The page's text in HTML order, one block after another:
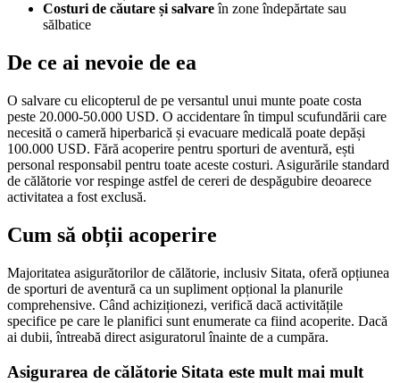
Costuri de căutare și salvareîn zone îndepărtate sau
sălbatice
De ce ai nevoie de ea
O salvare cu elicopterul de pe versantul unui munte poate costa
peste 20.000-50.000 USD. O accidentare în timpul scufundării care
necesită o cameră hiperbarică și evacuare medicală poate depăși
100.000 USD. Fără acoperire pentru sporturi de aventură, ești
personal responsabil pentru toate aceste costuri. Asigurările standard
de călătorie vor respinge astfel de cereri de despăgubire deoarece
activitatea a fost exclusă.
Cum să obții acoperire
Majoritatea asigurătorilor de călătorie, inclusiv Sitata, oferă opțiunea
de sporturi de aventură ca un supliment opțional la planurile
comprehensive. Când achiziționezi, verifică dacă activitățile
specifice pe care le planifici sunt enumerate ca fiind acoperite. Dacă
ai dubii, întreabă direct asiguratorul înainte de a cumpăra.
Asigurarea de călătorie Sitata este mult mai mult